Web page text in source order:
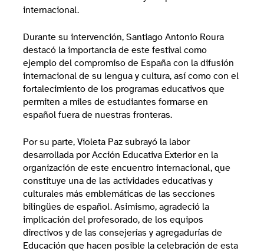
internacional.
Durante su intervención, Santiago Antonio Roura
destacó la importancia de este festival como
ejemplo del compromiso de España con la difusión
internacional de su lengua y cultura, así como con el
fortalecimiento de los programas educativos que
permiten a miles de estudiantes formarse en
español fuera de nuestras fronteras.
Por su parte, Violeta Paz subrayó la labor
desarrollada por Acción Educativa Exterior en la
organización de este encuentro internacional, que
constituye una de las actividades educativas y
culturales más emblemáticas de las secciones
bilingües de español. Asimismo, agradeció la
implicación del profesorado, de los equipos
directivos y de las consejerías y agregadurías de
Educación que hacen posible la celebración de esta